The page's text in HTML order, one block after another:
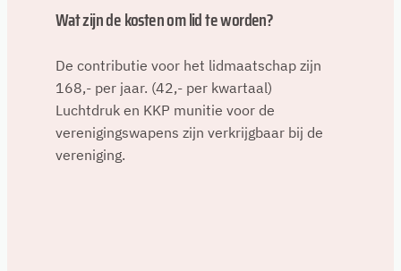
Wat zijn de kosten om lid te worden?
De contributie voor het lidmaatschap zijn
168,- per jaar. (42,- per kwartaal)
Luchtdruk en KKP munitie voor de
verenigingswapens zijn verkrijgbaar bij de
vereniging.